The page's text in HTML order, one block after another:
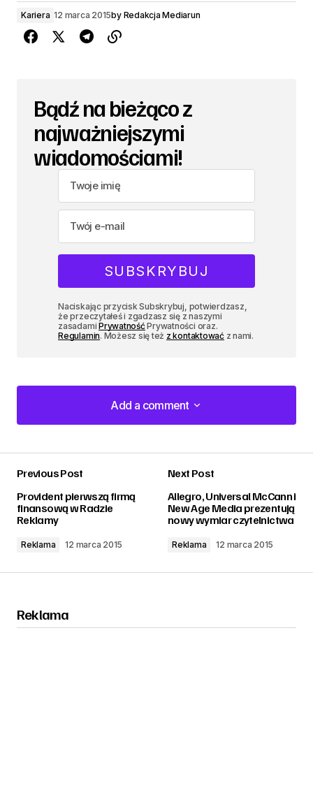
Kariera 12 marca 2015by Redakcja Mediarun
Bądź na bieżąco z
najważniejszymi
wiadomościami!
Naciskając przycisk Subskrybuj, potwierdzasz,
że przeczytałeś i zgadzasz się z naszymi
zasadamiPrywatnośćPrywatności oraz.
Regulamin. Możesz się też z kontaktowaćz nami.
Add a comment
Add a comment
Previous Post
Provident pierwszą firmą
finansową w Radzie
Reklamy
Reklama 12 marca 2015
Next Post
Allegro, Universal McCann i
New Age Media prezentują
nowy wymiar czytelnictwa
Reklama 12 marca 2015
Reklama